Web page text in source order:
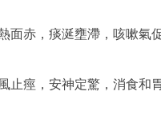
面赤，痰涎壅滯，咳嗽氣
止痙，安神定驚，消食和